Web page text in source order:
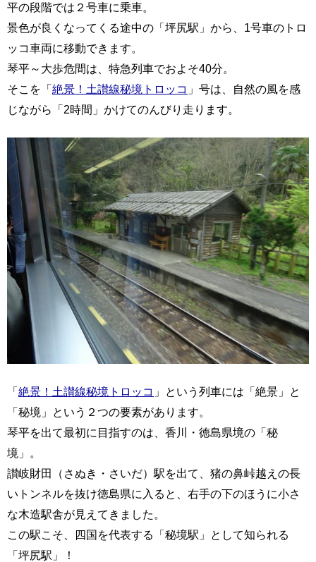
平の段階では２号車に乗車。
景色が良くなってくる途中の「坪尻駅」から、1号車のトロ
ッコ車両に移動できます。
琴平～大歩危間は、特急列車でおよそ40分。
そこを「絶景！土讃線秘境トロッコ 」号は、自然の風を感
じながら「2時間」かけてのんびり走ります。
「絶景！土讃線秘境トロッコ 」という列車には「絶景」と
「秘境」という２つの要素があります。
琴平を出て最初に目指すのは、香川・徳島県境の「秘
境」。
讃岐財田（さぬき・さいだ）駅を出て、猪の鼻峠越えの長
いトンネルを抜け徳島県に入ると、右手の下のほうに小さ
な木造駅舎が見えてきました。
この駅こそ、四国を代表する「秘境駅」として知られる
「坪尻駅」！